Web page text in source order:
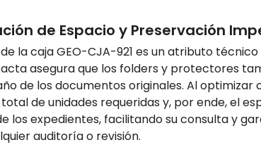
de Espacio y Preservación
la caja GEO-CJA-921 es un atributo
asegura que los folders y protectores
de los documentos originales. Al
de unidades requeridas y, por ende, el
expedientes, facilitando su consulta y
auditoría o revisión.